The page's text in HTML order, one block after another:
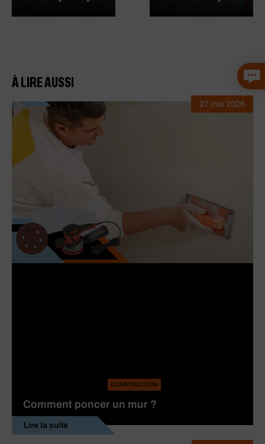
À LIRE AUSSI
CONSTRUCTION
Comment poncer un mur ?
Lire la suite
27 mai 2026